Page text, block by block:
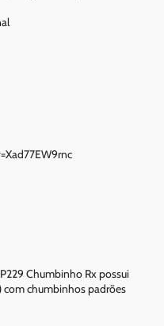
Chumbinho Rx possui
com chumbinhos padrões